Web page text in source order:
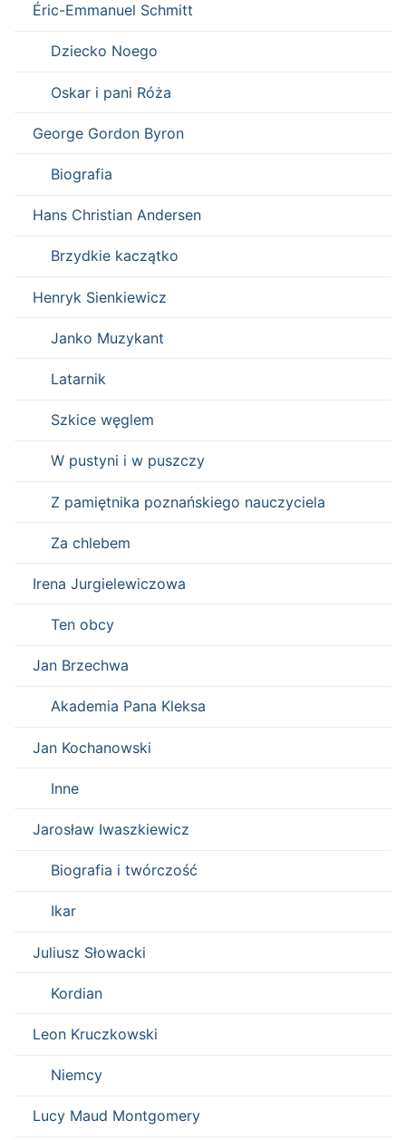
Éric-Emmanuel Schmitt
Dziecko Noego
Oskar i pani Róża
George Gordon Byron
Biografia
Hans Christian Andersen
Brzydkie kaczątko
Henryk Sienkiewicz
Janko Muzykant
Latarnik
Szkice węglem
W pustyni i w puszczy
Z pamiętnika poznańskiego nauczyciela
Za chlebem
Irena Jurgielewiczowa
Ten obcy
Jan Brzechwa
Akademia Pana Kleksa
Jan Kochanowski
Inne
Jarosław Iwaszkiewicz
Biografia i twórczość
Ikar
Juliusz Słowacki
Kordian
Leon Kruczkowski
Niemcy
Lucy Maud Montgomery